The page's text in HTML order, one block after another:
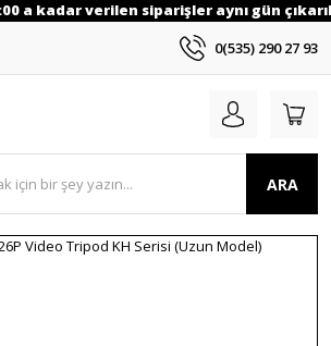
a kadar verilen siparişler aynı gün
0(535) 290 27 93
ARA